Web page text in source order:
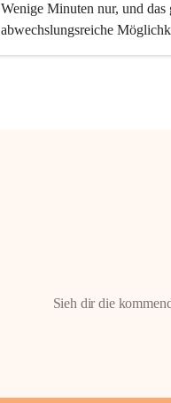
Wenige Minuten nur, und
abwechslungsreiche
Sieh dir die